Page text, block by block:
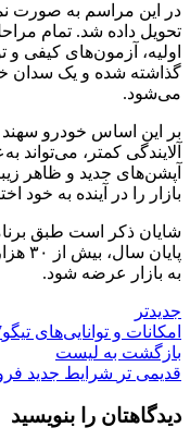
تحویل داده شد. تمام
اولیه، آزمون‌های کیفی
می‌شود.
آلایندگی کمتر،
آپشن‌های جدید و ظاهر
بازار را در آینده به خود
شایان ذکر است طبق
به بازار عرضه شود.
جدیدتر
امکانات و توانایی‌های تیگو7 پرو پلاگین هیبرید + قیمت
بازگشت به لیست
قدیمی تر شرایط جدید
دیدگاهتان را بنویسید